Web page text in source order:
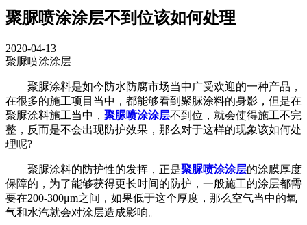
聚脲喷涂涂层不到位该如何处理
2020-04-13
聚脲喷涂涂层
聚脲涂料是如今防水防腐市场当中广受欢迎的一种产品，
在很多的施工项目当中，都能够看到聚脲涂料的身影，但是在
聚脲涂料施工当中， 聚脲喷涂涂层不到位，就会使得施工不完
整，反而是不会出现防护效果，那么对于这样的现象该如何处
理呢?
聚脲涂料的防护性的发挥，正是聚脲喷涂涂层的涂膜厚度
保障的，为了能够获得更长时间的防护，一般施工的涂层都需
要在200-300μm之间，如果低于这个厚度，那么空气当中的氧
气和水汽就会对涂层造成影响。